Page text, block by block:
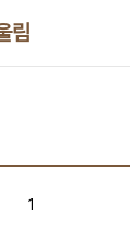
림
1